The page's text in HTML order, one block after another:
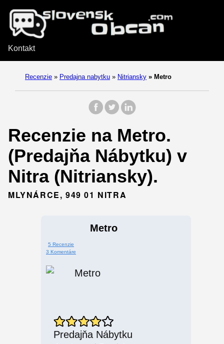
Kontakt
Recenzie » Predajna nabytku » Nitriansky » Metro
Recenzie na Metro.
(Predajňa Nábytku) v
Nitra (Nitriansky).
MLYNÁRCE, 949 01 NITRA
Metro
5 Recenzie
3 Komentáre
Predajňa Nábytku